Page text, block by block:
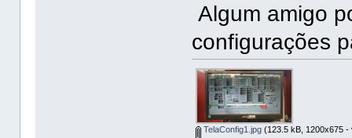
Algum amigo
configurações
TelaConfig1.jpg (123.5 kB, 1200x675